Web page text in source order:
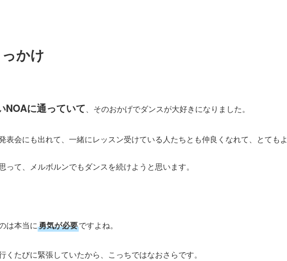
かけ
NOAに通っていて、そのおかげでダンスが大好きになりました。
表会にも出れて、一緒にレッスン受けている人たちとも仲良くなれて、とてもよ
って、メルボルンでもダンスを続けようと思います。
は本当に勇気が必要ですよね。
くたびに緊張していたから、こっちではなおさらです。